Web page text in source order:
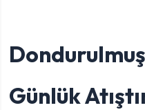
Günlük